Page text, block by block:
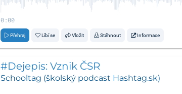
0:00
Přehraj Líbí se Vložit Stáhnout Informace
#Dejepis: Vznik ČSR
Schooltag (školský podcast Hashtag.sk)